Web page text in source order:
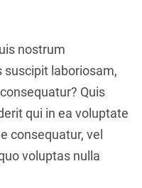
nostrum
laboriosam,
Quis
qui in ea voluptate
consequatur, vel
voluptas nulla